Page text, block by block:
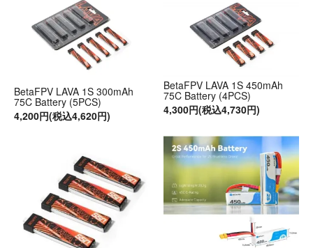
BetaFPV LAVA 1S 300mAh
75C Battery (5PCS)
4,200円(税込4,620円)
BetaFPV LAVA 1S 450mAh
75C Battery (4PCS)
4,300円(税込4,730円)